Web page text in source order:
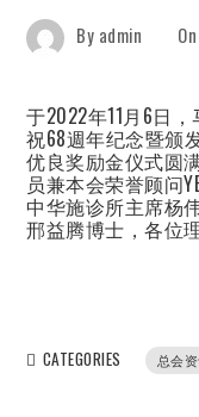
By admin On
于2022年11月6日
祝68週年纪念暨颁
优良奖励金仪式圆
员兼本会荣誉顾问
中华施诊所主席杨
邢益腾博士，各位
CATEGORIES 总会